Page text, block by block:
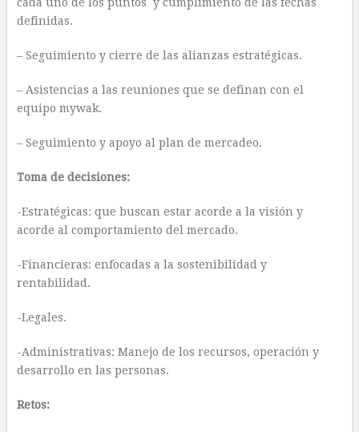
definidas.
– Seguimiento y cierre de las alianzas estratégicas.
– Asistencias a las reuniones que se definan con el
equipo mywak.
– Seguimiento y apoyo al plan de mercadeo.
Toma de decisiones:
-Estratégicas: que buscan estar acorde a la visión y
acorde al comportamiento del mercado.
-Financieras: enfocadas a la sostenibilidad y
rentabilidad.
-Legales.
-Administrativas: Manejo de los recursos, operación y
desarrollo en las personas.
Retos: